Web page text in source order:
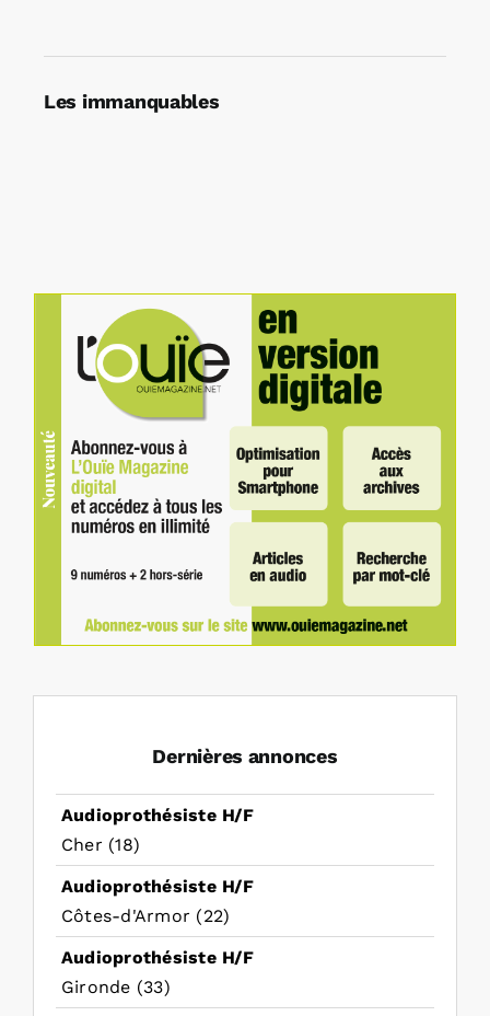
Les immanquables
Dernières annonces
Audioprothésiste H/F
Cher (18)
Audioprothésiste H/F
Côtes-d'Armor (22)
Audioprothésiste H/F
Gironde (33)